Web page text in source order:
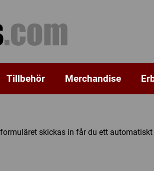
Tillbehör Merchandise
skickas in får du ett